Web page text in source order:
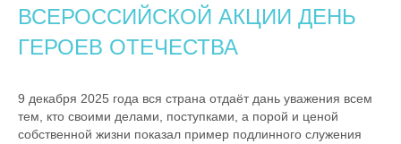
ВСЕРОССИЙСКОЙ АКЦИИ ДЕНЬ
ГЕРОЕВ ОТЕЧЕСТВА
9 декабря 2025 года вся страна отдаёт дань уважения всем
тем, кто своими делами, поступками, а порой и ценой
собственной жизни показал пример подлинного служения